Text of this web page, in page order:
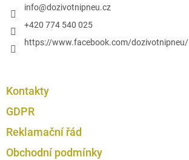
info@dozivotnipneu.cz
+420 774 540 025
https://www.facebook.com/dozivotnipneu/
Kontakty
GDPR
Reklamační řád
Obchodní podmínky